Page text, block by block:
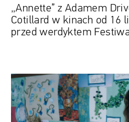
jeszcze
przed
werdyktem
„Annette” z Adamem
Cotillard w kinach od 16
przed werdyktem
Maggie
Gyllenhaal,
Mélanie
Laurent